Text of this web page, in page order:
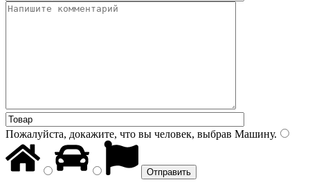
Пожалуйста, докажите, что вы человек, выбрав Машину.